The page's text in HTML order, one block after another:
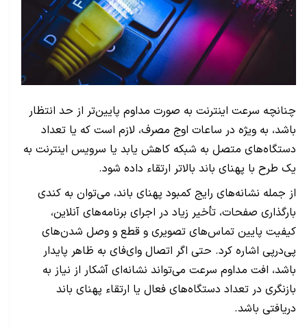
چنانچه سرعت اینترنت به صورت مداوم پایین‌تر از حد انتظار
باشد، به ویژه در ساعات اوج مصرف، لازم است که یا تعداد
دستگاه‌های متصل به شبکه کاهش یابد یا سرویس اینترنت به
یک طرح با پهنای باند بالاتر ارتقاء داده شود.
از جمله نشانه‌های رایج کمبود پهنای باند، می‌توان به کندی
بارگذاری صفحات، تأخیر زیاد در اجرای برنامه‌های آنلاین،
کیفیت پایین تماس‌های تصویری و قطع و وصل شدن‌های
پی‌درپی اشاره کرد. حتی اگر اتصال وای‌فای به ظاهر پایدار
باشد، افت مداوم سرعت می‌تواند نشانه‌ای آشکار از نیاز به
بازنگری در تعداد دستگاه‌های فعال یا ارتقاء پهنای باند
دریافتی باشد.